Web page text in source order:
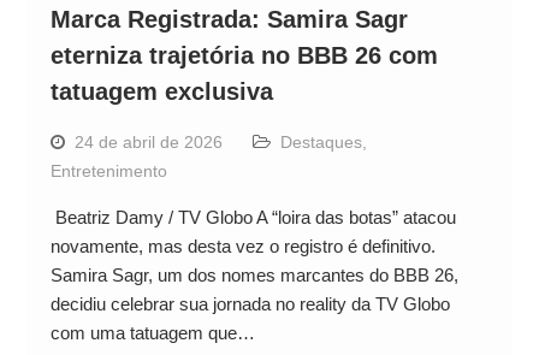
Marca Registrada: Samira Sagr
eterniza trajetória no BBB 26 com
tatuagem exclusiva
24 de abril de 2026 Destaques,
Entretenimento
Beatriz Damy / TV Globo A “loira das botas” atacou
novamente, mas desta vez o registro é definitivo.
Samira Sagr, um dos nomes marcantes do BBB 26,
decidiu celebrar sua jornada no reality da TV Globo
com uma tatuagem que…